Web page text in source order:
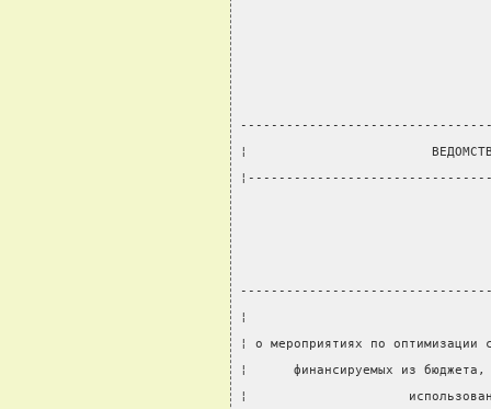
¦
¦
¦ о мероприятиях по оптимизации
¦      финансируемых из
¦